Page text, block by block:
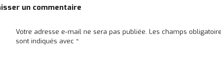
un commentaire
Votre adresse e-mail ne sera pas publiée. Les champs
sont indiqués avec *